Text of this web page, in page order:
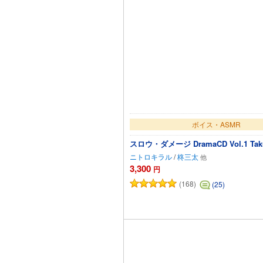
ボイス・ASMR
スロウ・ダメージ DramaCD Vol.1
ニトロキラル/柊三太
3,300 円
(168) (25)